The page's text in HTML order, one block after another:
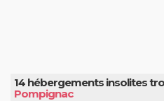
14 hébergements insolites
Pompignac